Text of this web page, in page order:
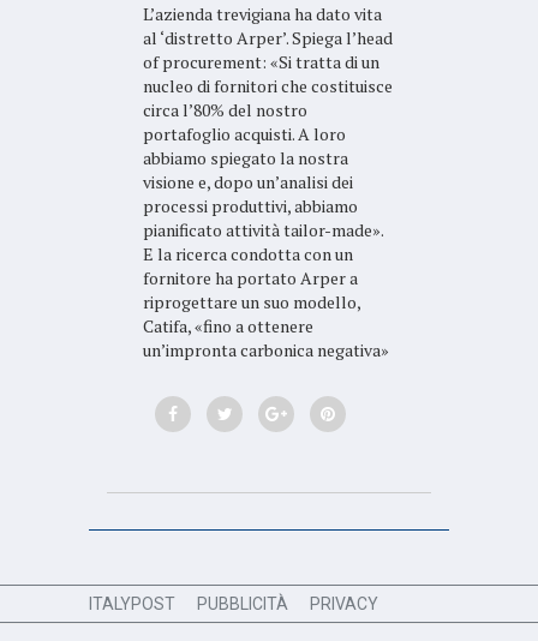
L’azienda trevigiana ha dato vita
al ‘distretto Arper’. Spiega l’head
of procurement: «Si tratta di un
nucleo di fornitori che costituisce
circa l’80% del nostro
portafoglio acquisti. A loro
abbiamo spiegato la nostra
visione e, dopo un’analisi dei
processi produttivi, abbiamo
pianificato attività tailor-made».
E la ricerca condotta con un
fornitore ha portato Arper a
riprogettare un suo modello,
Catifa, «fino a ottenere
un’impronta carbonica negativa»
ITALYPOST PUBBLICITÀ PRIVACY